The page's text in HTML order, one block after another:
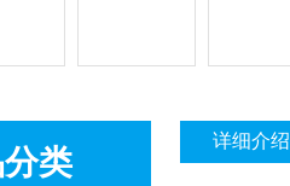
类
详细介绍